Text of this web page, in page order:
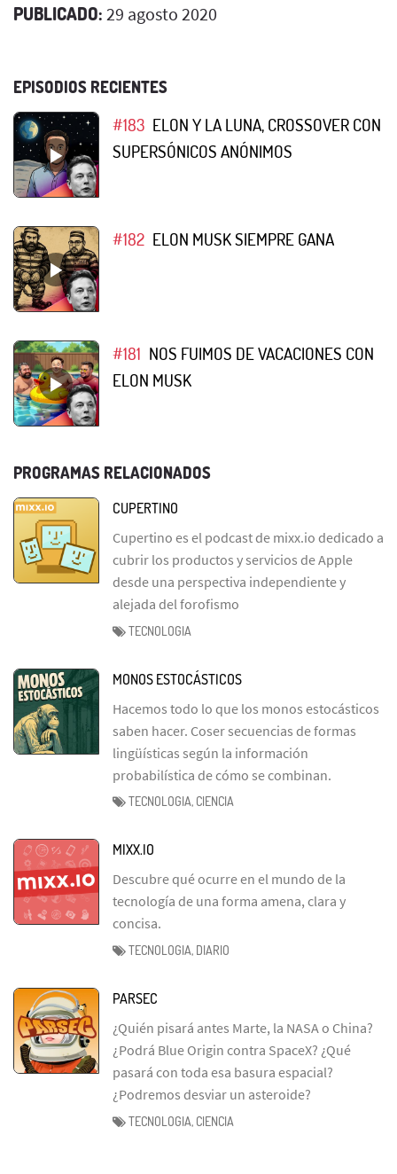
PUBLICADO: 29 agosto 2020
EPISODIOS RECIENTES
#183 ELON Y LA LUNA, CROSSOVER CON
SUPERSÓNICOS ANÓNIMOS
#182 ELON MUSK SIEMPRE GANA
#181 NOS FUIMOS DE VACACIONES CON
ELON MUSK
PROGRAMAS RELACIONADOS
CUPERTINO
Cupertino es el podcast de mixx.io dedicado a
cubrir los productos y servicios de Apple
desde una perspectiva independiente y
alejada del forofismo
TECNOLOGIA
MONOS ESTOCÁSTICOS
Hacemos todo lo que los monos estocásticos
saben hacer. Coser secuencias de formas
lingüísticas según la información
probabilística de cómo se combinan.
TECNOLOGIA, CIENCIA
MIXX.IO
Descubre qué ocurre en el mundo de la
tecnología de una forma amena, clara y
concisa.
TECNOLOGIA, DIARIO
PARSEC
¿Quién pisará antes Marte, la NASA o China?
¿Podrá Blue Origin contra SpaceX? ¿Qué
pasará con toda esa basura espacial?
¿Podremos desviar un asteroide?
TECNOLOGIA, CIENCIA